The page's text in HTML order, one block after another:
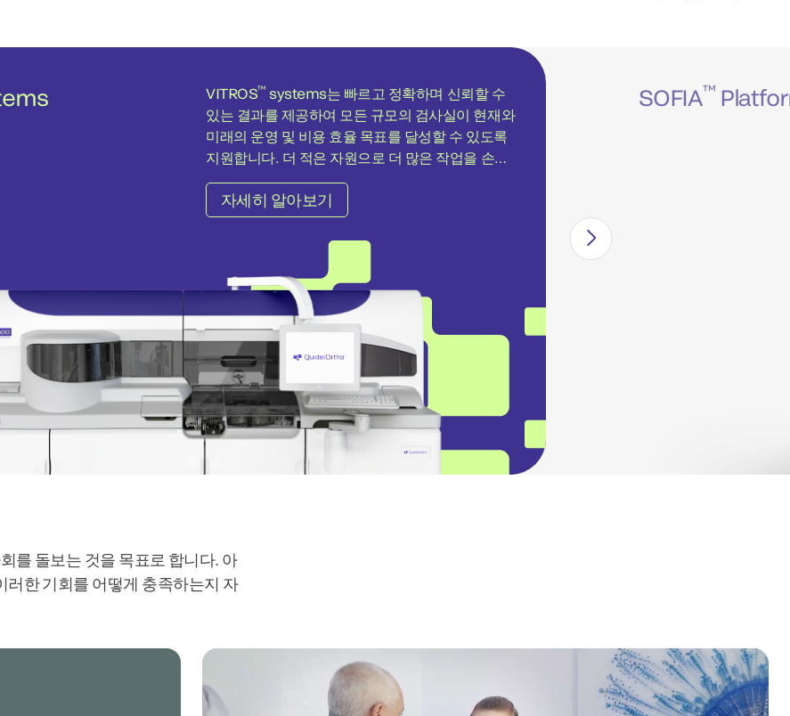
VITROS™ systems는 빠르고 정확하며 신뢰할 수
있는 결과를 제공하여 모든 규모의 검사실이 현재와
미래의 운영 및 비용 효율 목표를 달성할 수 있도록
지원합니다. 더 적은 자원으로 더 많은 작업을 손쉽
게 수행하도록 설계된 VITROS systems의 내장된
인텔리전스와 효율성으로 검사실의 역량을 강화하
세요.
자세히 알아보기
SOFIA™
를 돌보는 것을 목표로 합니다. 아
한 기회를 어떻게 충족하는지 자